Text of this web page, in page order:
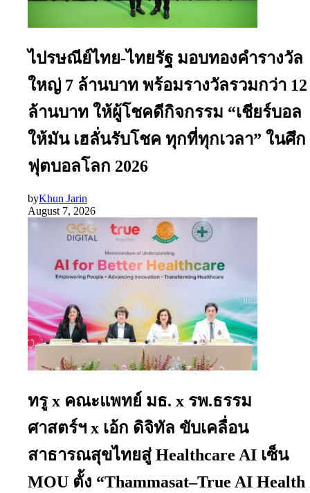
ไปรษณีย์ไทย-ไทยรัฐ มอบทองคำรางวัล
ใหญ่ 7 ล้านบาท พร้อมรางวัลรวมกว่า 12
ล้านบาท ให้ผู้โชคดีกิจกรรม “เชียร์บอล
ให้มัน เฮลั่นรับโชค ทุกที่ทุกเวลา” ในศึก
ฟุตบอลโลก 2026
byKhun Jarin
August 7, 2026
ทรู x คณะแพทย์ มธ. x รพ.ธรรม
ศาสตร์ฯ x เอ้ก ดิจิทัล ขับเคลื่อน
สาธารณสุขไทยสู่ Healthcare AI เซ็น
MOU ตั้ง “Thammasat–True AI Health